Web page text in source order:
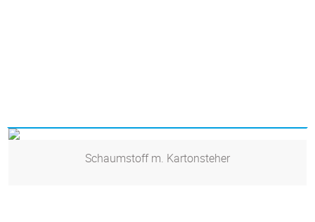
Schaumstoff m. Kartonsteher